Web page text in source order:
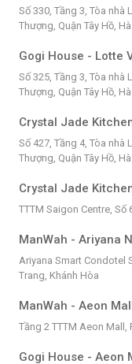
Số 330, Tầng 3, Tòa nhà
Thượng, Quận Tây Hồ,
Gogi House - Lotte
Số 325, Tầng 3, Tòa nhà
Thượng, Quận Tây Hồ,
Crystal Jade
Số 427, Tầng 4, Tòa nhà
Thượng, Quận Tây Hồ,
Crystal Jade
TTTM Saigon Centre, Số
ManWah - Ariyana
Ariyana Smart Condotel
Trang, Khánh Hòa
ManWah - Aeon
Tầng 2 TTTM Aeon Mall,
Gogi House - Aeon